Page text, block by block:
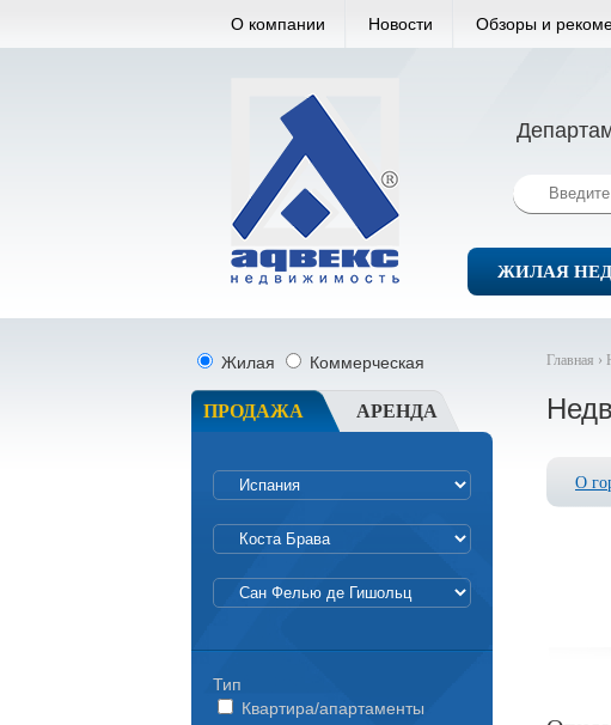
О компании Новости Обзоры и
ЖИЛАЯ
Главная ›
О
Жилая Коммерческая
ПРОДАЖА АРЕНДА
Тип
Квартира/апартаменты